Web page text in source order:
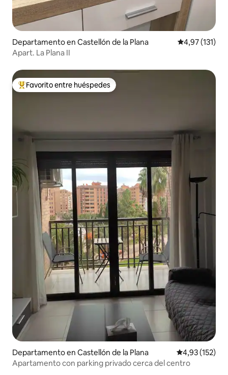
Departamento en Castellón de la Plana Calificación
4,97 (131)
Apart. La Plana II
Favorito entre los huéspedes más destacados
Favorito entre huéspedes
Departamento en Castellón de la Plana Calificación
4,93 (152)
Apartamento con parking privado cerca del centro